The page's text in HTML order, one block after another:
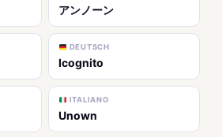
アンノーン
DEUTSCH
Icognito
ITALIANO
Unown